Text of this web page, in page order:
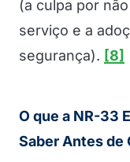
(a culpa por
serviço e a
segurança). [8]
O que a NR-33
Saber Antes de